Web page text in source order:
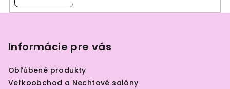
Informácie pre vás
Obľúbené produkty
Veľkoobchod a Nechtové salóny